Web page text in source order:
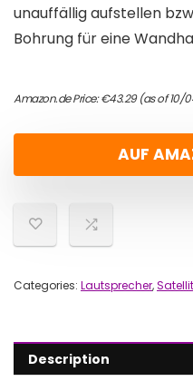
unauffällig aufstellen
Bohrung für eine
Amazon.de Price:€43.29(as of 10/
AUF
Categories: Lautsprecher,
Description